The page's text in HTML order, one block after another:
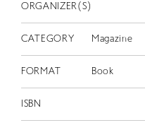
ORGANIZER(S)
CATEGORY Magazine
FORMAT Book
ISBN